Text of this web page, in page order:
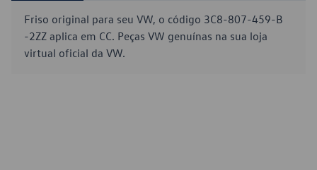
Friso original para seu VW, o código 3C8-807-459-B
-2ZZ aplica em CC. Peças VW genuínas na sua loja
virtual oficial da VW.